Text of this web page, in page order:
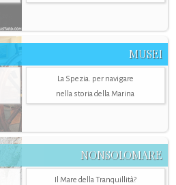
MUSEI
La Spezia. per navigare
nella storia della Marina
NONSOLOMARE
Il Mare della Tranquillità?